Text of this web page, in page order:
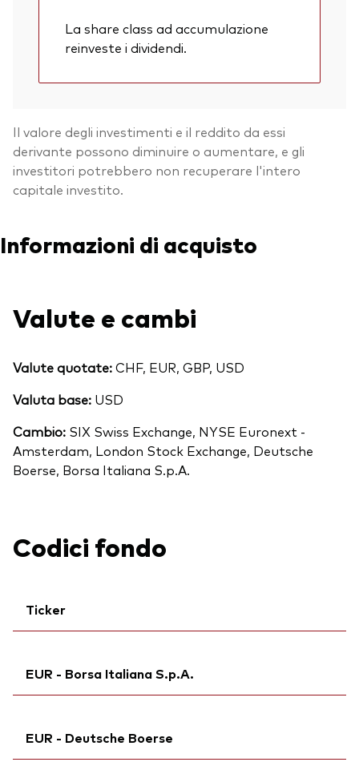
La share class ad accumulazione
reinveste i dividendi.
Il valore degli investimenti e il reddito da essi
derivante possono diminuire o aumentare, e gli
investitori potrebbero non recuperare l'intero
capitale investito.
Informazioni di acquisto
Valute e cambi
Valute quotate:CHF, EUR, GBP, USD
Valuta base: USD
Cambio: SIX Swiss Exchange, NYSE Euronext -
Amsterdam, London Stock Exchange, Deutsche
Boerse, Borsa Italiana S.p.A.
Codici fondo
Ticker
Ticker di borsa:V3MA
ISIN:
IE000KPJJWM6
MEX ID:VRAACB
EUR - Borsa Italiana S.p.A.
Ticker di borsa:V3MA
EUR - Deutsche Boerse